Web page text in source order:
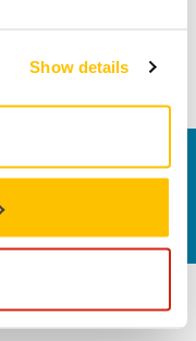
Show details
svarer støtteteamet